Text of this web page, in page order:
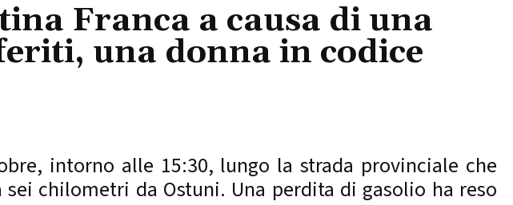
Franca a causa di una
una donna in codice
intorno alle 15:30, lungo la strada provinciale che
chilometri da Ostuni. Una perdita di gasolio ha reso